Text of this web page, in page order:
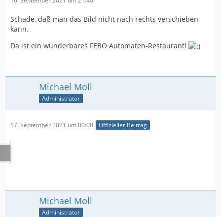
Schade, daß man das Bild nicht nach rechts verschieben
kann.
Da ist ein wunderbares FEBO Automaten-Restaurant!
Michael Moll
Administrator
17. September 2021 um 00:00 Offizieller Beitrag
Michael Moll
Administrator